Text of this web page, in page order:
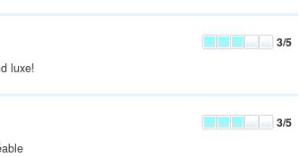
3/5
luxe!
3/5